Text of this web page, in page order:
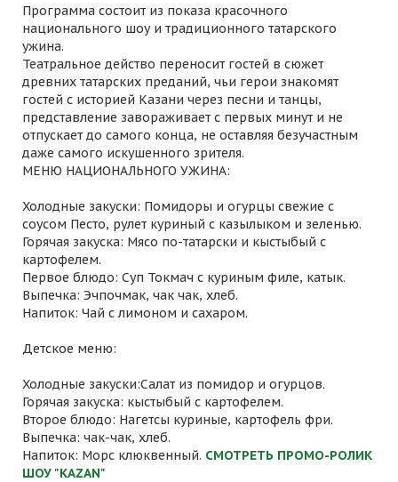
Программа состоит из показа красочного
национального шоу и традиционного татарского
ужина.
Театральное действо переносит гостей в сюжет
древних татарских преданий, чьи герои знакомят
гостей с историей Казани через песни и танцы,
представление завораживает с первых минут и не
отпускает до самого конца, не оставляя безучастным
даже самого искушенного зрителя.
МЕНЮ НАЦИОНАЛЬНОГО УЖИНА:
Холодные закуски: Помидоры и огурцы свежие с
соусом Песто, рулет куриный с казылыком и зеленью.
Горячая закуска: Мясо по-татарски и кыстыбый с
картофелем.
Первое блюдо: Суп Токмач с куриным филе, катык.
Выпечка: Эчпочмак, чак чак, хлеб.
Напиток: Чай с лимоном и сахаром.
Детское меню:
Холодные закуски:Салат из помидор и огурцов.
Горячая закуска: кыстыбый с картофелем.
Второе блюдо: Нагетсы куриные, картофель фри.
Выпечка: чак-чак, хлеб.
Напиток: Морс клюквенный. СМОТРЕТЬ ПРОМО-РОЛИК
ШОУ "KAZAN"